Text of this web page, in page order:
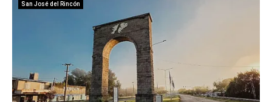
San José del Rincón